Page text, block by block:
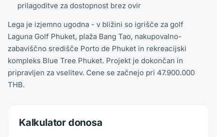
prilagoditve za dostopnost brez ovir
Lega je izjemno ugodna - v bližini so igrišče za golf
Laguna Golf Phuket, plaža Bang Tao, nakupovalno-
zabaviščno središče Porto de Phuket in rekreacijski
kompleks Blue Tree Phuket. Projekt je dokončan in
pripravljen za vselitev. Cene se začnejo pri 47.900.000
THB.
Kalkulator donosa